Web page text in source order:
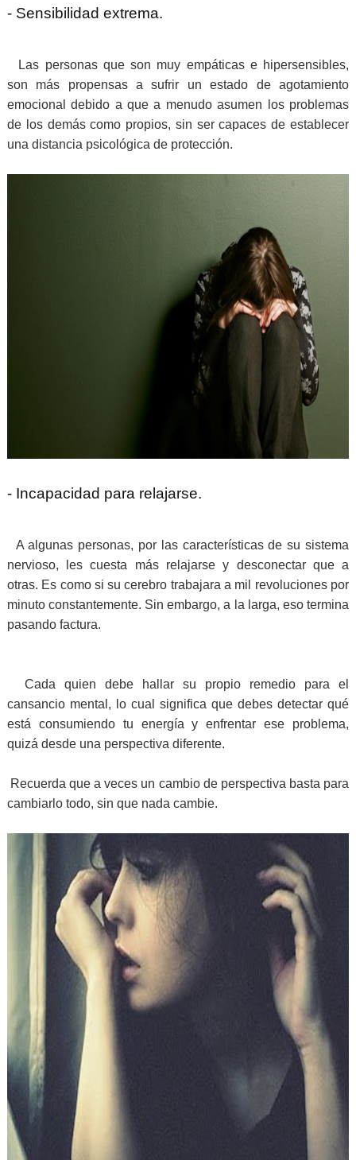
- Sensibilidad extrema.
Las personas que son muy empáticas e hipersensibles,
son más propensas a sufrir un estado de agotamiento
emocional debido a que a menudo asumen los problemas
de los demás como propios, sin ser capaces de establecer
una distancia psicológica de protección.
- Incapacidad para relajarse.
A algunas personas, por las características de su sistema
nervioso, les cuesta más relajarse y desconectar que a
otras. Es como si su cerebro trabajara a mil revoluciones por
minuto constantemente. Sin embargo, a la larga, eso termina
pasando factura.
Cada quien debe hallar su propio remedio para el
cansancio mental, lo cual significa que debes detectar qué
está consumiendo tu energía y enfrentar ese problema,
quizá desde una perspectiva diferente.
Recuerda que a veces un cambio de perspectiva basta para
cambiarlo todo, sin que nada cambie.